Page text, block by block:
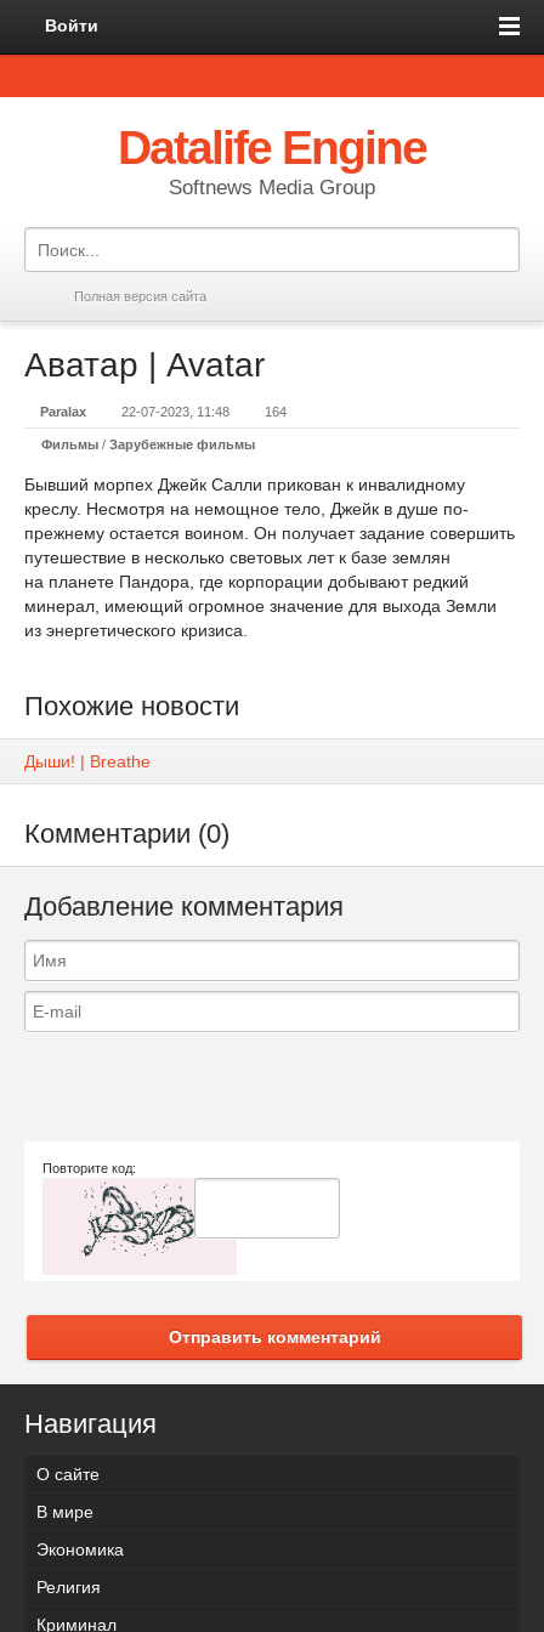
Войти
Datalife Engine
Softnews Media Group
Полная версия сайта
Аватар | Avatar
Paralax 22-07-2023, 11:48 164
Фильмы / Зарубежные фильмы
Бывший морпех Джейк Салли прикован к инвалидному
креслу. Несмотря на немощное тело, Джейк в душе по-
прежнему остается воином. Он получает задание совершить
путешествие в несколько световых лет к базе землян
на планете Пандора, где корпорации добывают редкий
минерал, имеющий огромное значение для выхода Земли
из энергетического кризиса.
Похожие новости
Дыши! | Breathe
Комментарии (0)
Добавление комментария
Повторите код:
Отправить комментарий
Навигация
О сайте
В мире
Экономика
Религия
Криминал